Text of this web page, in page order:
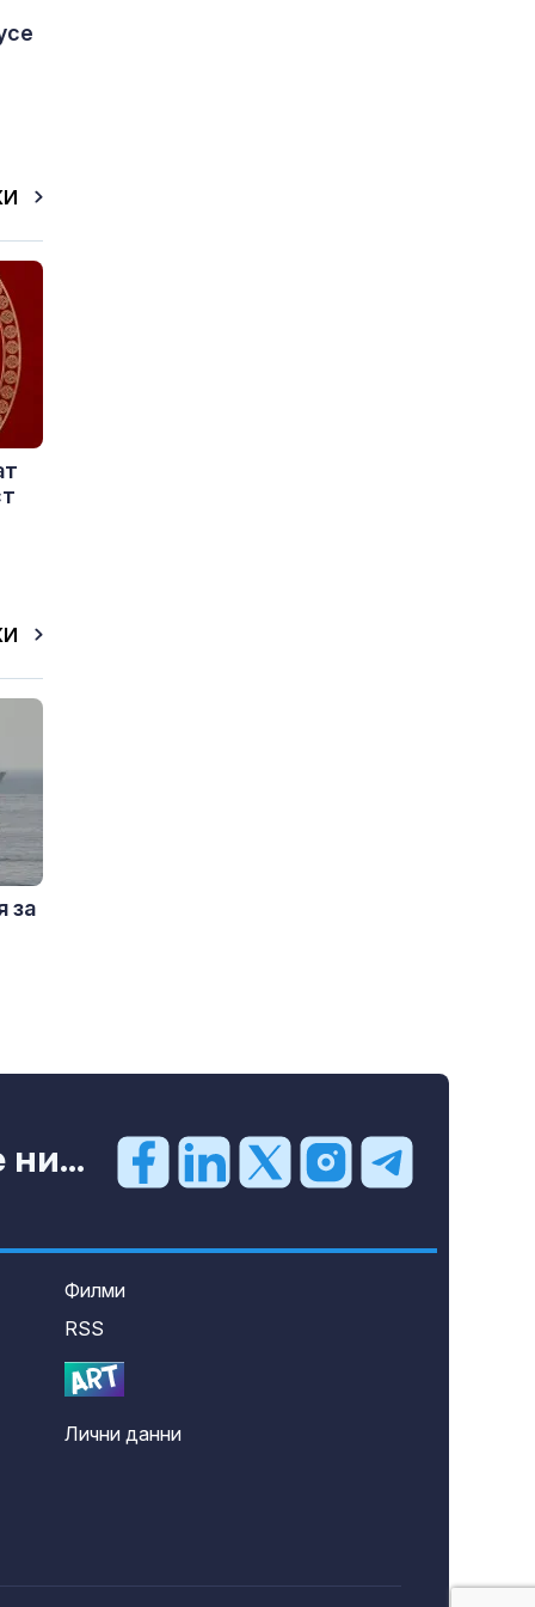
за
ни...
Филми
RSS
Лични данни